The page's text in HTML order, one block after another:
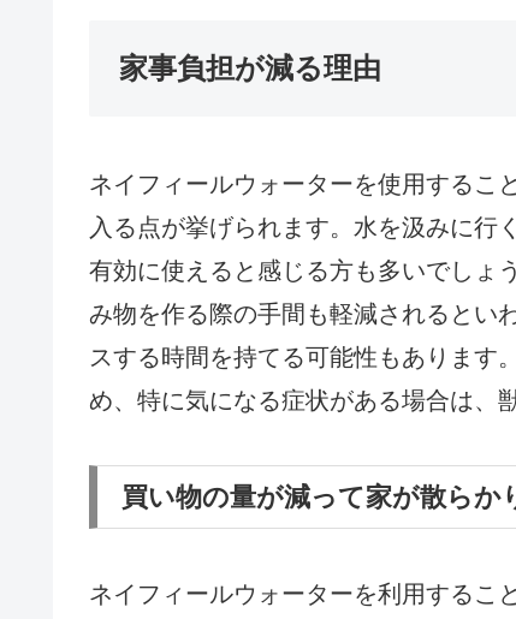
家事負担が減る理由
ネイフィールウォーターを使用するこ
入る点が挙げられます。水を汲みに行
有効に使えると感じる方も多いでしょ
み物を作る際の手間も軽減されるとい
スする時間を持てる可能性もあります
め、特に気になる症状がある場合は、
買い物の量が減って家が散らか
ネイフィールウォーターを利用するこ